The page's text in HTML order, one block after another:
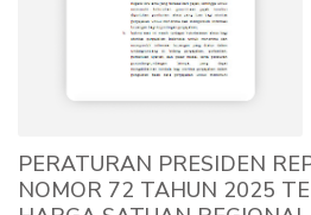
PERATURAN PRESIDEN
NOMOR 72 TAHUN 2025